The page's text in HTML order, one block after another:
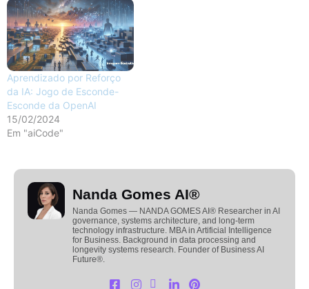
Aprendizado por Reforço
da IA: Jogo de Esconde-
Esconde da OpenAI
15/02/2024
Em "aiCode"
Nanda Gomes AI®
Nanda Gomes — NANDA GOMES AI® Researcher in AI
governance, systems architecture, and long-term
technology infrastructure. MBA in Artificial Intelligence
for Business. Background in data processing and
longevity systems research. Founder of Business AI
Future®.